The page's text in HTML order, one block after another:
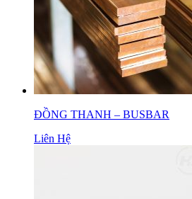
ĐỒNG THANH – BUSBAR
Liên Hệ